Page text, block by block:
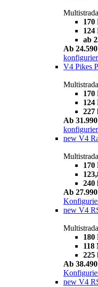
170
124
ab
Ab
V4 Pikes
170
124
227
Ab
new V4
170
240
Ab
new V4
180
118
225
Ab
new V4